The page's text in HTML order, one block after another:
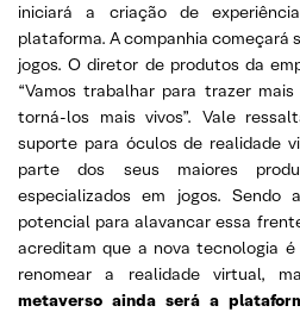
iniciará a criação de
plataforma. A companhia começará
jogos. O diretor de produtos da
“Vamos trabalhar para trazer
torná-los mais vivos”. Vale
suporte para óculos de realidade
parte dos seus maiores
especializados em jogos. Sendo
potencial para alavancar essa
acreditam que a nova tecnologia
renomear a realidade virtual,
metaverso ainda será a